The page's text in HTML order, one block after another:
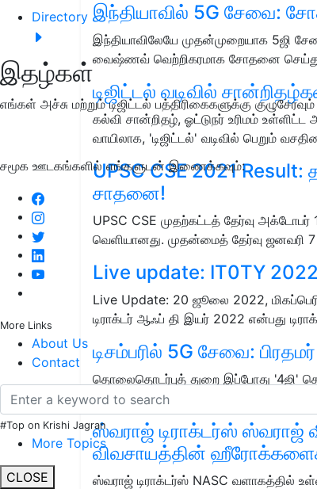
Directory
இதழ்கள்
எங்கள் அச்சு மற்றும் டிஜிட்டல் பத்திரிகைகளுக்கு குழுசேரவும்
சமூக ஊடகங்களில் எங்களுடன் இணைக்கவும்:
More Links
About Us
Contact
#Top on Krishi Jagran
More Topics
CLOSE
இந்தியாவில் 5G சேவை:
இந்தியாவிலேயே முதன்முறையாக 5ஜி
வைஷ்ணவ் வெற்றிகரமாக சோதனை செய்து
டிஜிட்டல் வடிவில்
கல்வி சான்றிதழ், ஓட்டுநர் உரிமம்
வாயிலாக, 'டிஜிட்டல்' வடிவில் பெறும்
UPSC CSE 2021 Result:
சாதனை!
UPSC CSE முதற்கட்டத் தேர்வு
வெளியானது. முதன்மைத் தேர்வு ஜனவரி
Live update: IT0TY
Live Update: 20 ஜூலை 2022,
டிராக்டர் ஆஃப் தி இயர் 2022 என்பது
டிசம்பரில் 5G சேவை:
தொலைதொடர்புத் துறை இப்போது '4ஜி'
வழங்கி வருகிறது.
ஸ்வராஜ் டிராக்டர்ஸ் ஸ்வராஜ்
விவசாயத்தின்
ஸ்வராஜ் டிராக்டர்ஸ் NASC வளாகத்தில்